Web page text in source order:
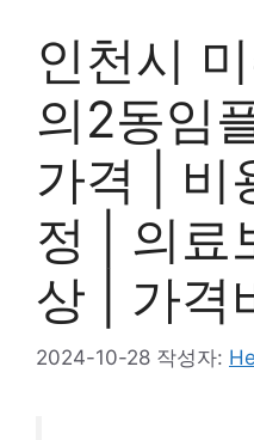
인천시
의2동임
가격 | 비
정 | 의료
상 | 가격
2024-10-28 작성자: